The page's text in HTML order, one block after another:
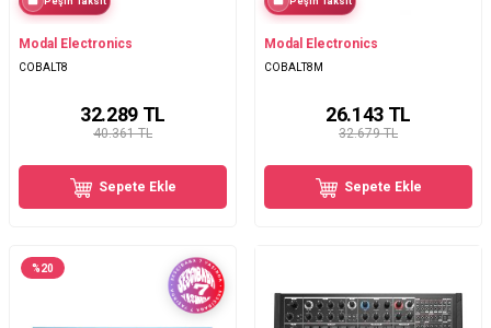
Modal Electronics
COBALT8
40.361 TL
32.289TL
Sepete Ekle
Modal Electronics
COBALT8M
32.679 TL
26.143TL
Sepete Ekle
%20